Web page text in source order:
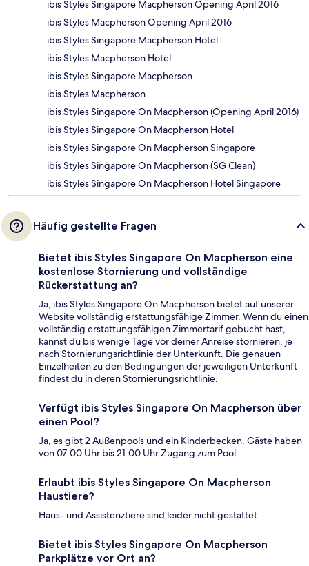
ibis Styles Singapore Macpherson Opening April 2016
ibis Styles Macpherson Opening April 2016
ibis Styles Singapore Macpherson Hotel
ibis Styles Macpherson Hotel
ibis Styles Singapore Macpherson
ibis Styles Macpherson
ibis Styles Singapore On Macpherson (Opening April 2016)
ibis Styles Singapore On Macpherson Hotel
ibis Styles Singapore On Macpherson Singapore
ibis Styles Singapore On Macpherson (SG Clean)
ibis Styles Singapore On Macpherson Hotel Singapore
Häufig gestellte Fragen
Bietet ibis Styles Singapore On Macpherson eine
kostenlose Stornierung und vollständige
Rückerstattung an?
Ja, ibis Styles Singapore On Macpherson bietet auf unserer
Website vollständig erstattungsfähige Zimmer. Wenn du einen
vollständig erstattungsfähigen Zimmertarif gebucht hast,
kannst du bis wenige Tage vor deiner Anreise stornieren, je
nach Stornierungsrichtlinie der Unterkunft. Die genauen
Einzelheiten zu den Bedingungen der jeweiligen Unterkunft
findest du in deren Stornierungsrichtlinie.
Verfügt ibis Styles Singapore On Macpherson über
einen Pool?
Ja, es gibt 2 Außenpools und ein Kinderbecken. Gäste haben
von 07:00 Uhr bis 21:00 Uhr Zugang zum Pool.
Erlaubt ibis Styles Singapore On Macpherson
Haustiere?
Haus- und Assistenztiere sind leider nicht gestattet.
Bietet ibis Styles Singapore On Macpherson
Parkplätze vor Ort an?